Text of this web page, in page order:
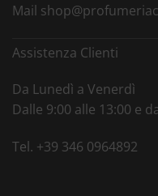
Mail
Assistenza Clienti
Da Lunedì a Venerdì
Dalle 9:00 alle 13:00 e
Tel. +39 346 0964892